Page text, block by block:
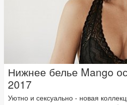
Нижнее белье Mango
2017
Уютно и сексуально - новая